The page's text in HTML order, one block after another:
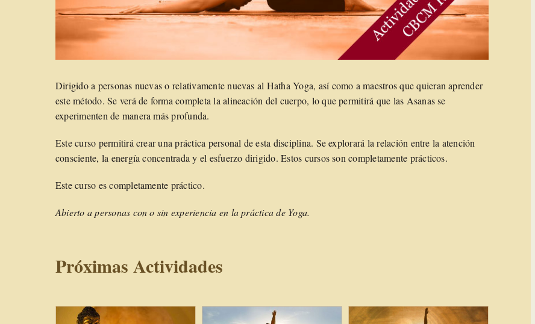
Dirigido a personas nuevas o relativamente nuevas al Hatha Yoga, así como a maestros que quieran aprender
este método. Se verá de forma completa la alineación del cuerpo, lo que permitirá que las Asanas se
experimenten de manera más profunda.
Este curso permitirá crear una práctica personal de esta disciplina. Se explorará la relación entre la atención
consciente, la energía concentrada y el esfuerzo dirigido. Estos cursos son completamente prácticos.
Este curso es completamente práctico.
Abierto a personas con o sin experiencia en la práctica de Yoga.
Próximas Actividades